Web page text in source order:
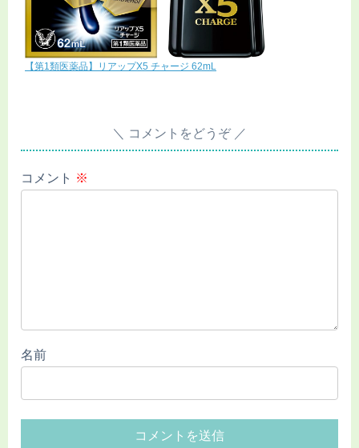
【第1類医薬品】リアップX5 チャージ 62mL
コメントをどうぞ
コメント ※
名前